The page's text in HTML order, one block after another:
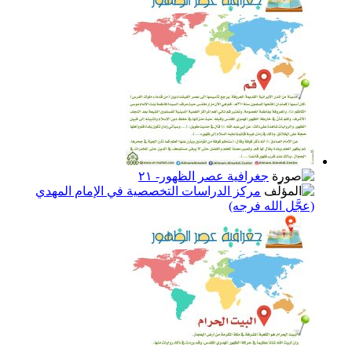
جغرافية عصر الظهور- ٢١
مركز الدراسات التخصصية في الإمام المهدي
(عجَّل الله فرجه)